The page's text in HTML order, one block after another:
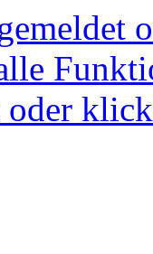
oder